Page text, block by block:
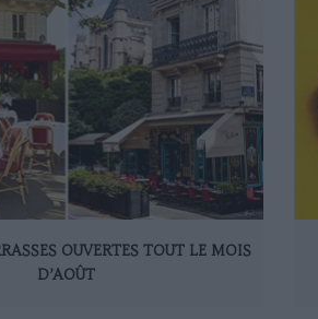
OUVERTES TOUT LE MOIS
D’AOÛT